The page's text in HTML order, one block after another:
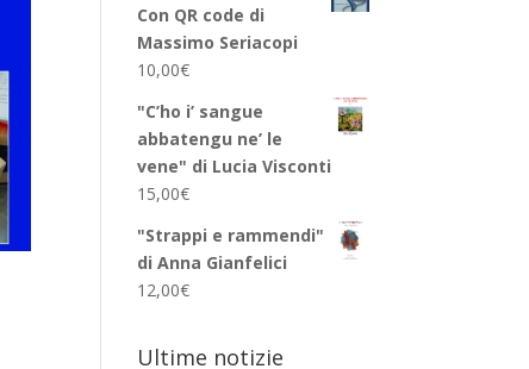
Con QR code di
Massimo Seriacopi
10,00€
"C’ho i’ sangue
abbatengu ne’ le
vene" di Lucia Visconti
15,00€
"Strappi e rammendi"
di Anna Gianfelici
12,00€
Ultime notizie